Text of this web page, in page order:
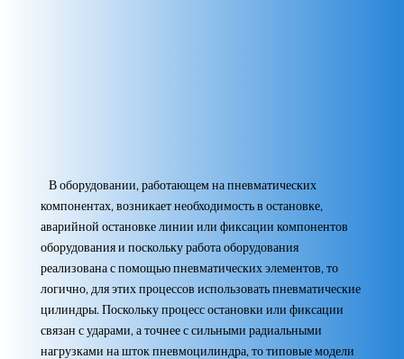
В оборудовании, работающем на пневматических
компонентах, возникает необходимость в остановке,
аварийной остановке линии или фиксации компонентов
оборудования и поскольку работа оборудования
реализована с помощью пневматических элементов, то
логично, для этих процессов использовать пневматические
цилиндры. Поскольку процесс остановки или фиксации
связан с ударами, а точнее с сильными радиальными
нагрузками на шток пневмоцилиндра, то типовые модели